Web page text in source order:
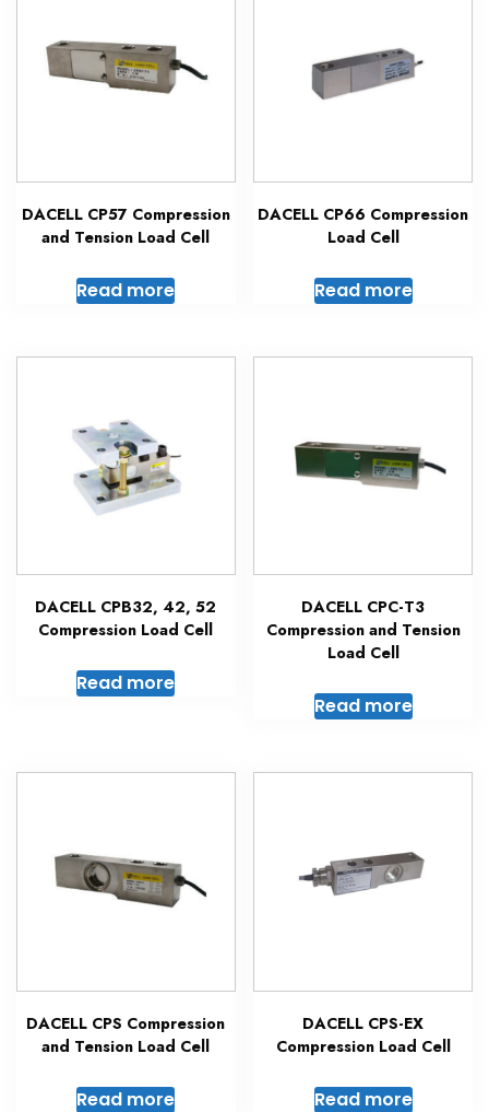
DACELL CP57 Compression
and Tension Load Cell
Read more
DACELL CP66 Compression
Load Cell
Read more
DACELL CPB32, 42, 52
Compression Load Cell
Read more
DACELL CPC-T3
Compression and Tension
Load Cell
Read more
DACELL CPS Compression
and Tension Load Cell
Read more
DACELL CPS-EX
Compression Load Cell
Read more